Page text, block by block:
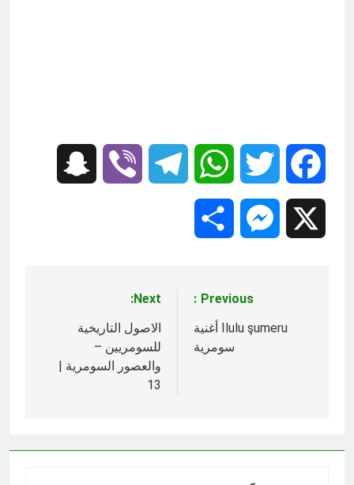
Facebook
Twitter
WhatsApp
Telegram
Viber
Messenger
المقالات
Previous:
Ilulu şumeru أغنية
سومرية
Next:
الاصول التاريخية
للسومريين –
والعصور السومرية |
13